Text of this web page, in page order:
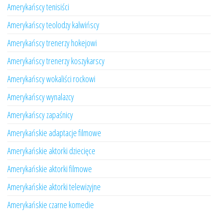
Amerykańscy tenisiści
Amerykańscy teolodzy kalwińscy
Amerykańscy trenerzy hokejowi
Amerykańscy trenerzy koszykarscy
Amerykańscy wokaliści rockowi
Amerykańscy wynalazcy
Amerykańscy zapaśnicy
Amerykańskie adaptacje filmowe
Amerykańskie aktorki dziecięce
Amerykańskie aktorki filmowe
Amerykańskie aktorki telewizyjne
Amerykańskie czarne komedie